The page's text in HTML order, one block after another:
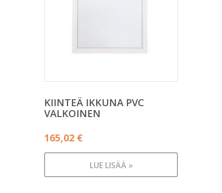
KIINTEÄ IKKUNA PVC
VALKOINEN
165,02 €
LUE LISÄÄ »